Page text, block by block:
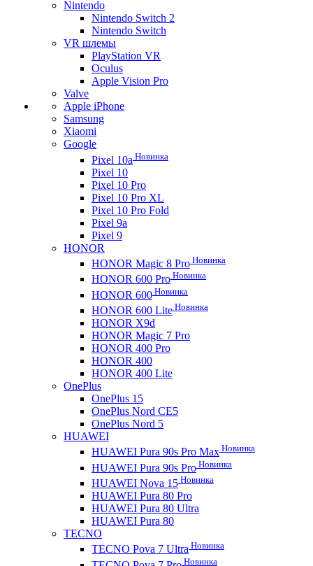
Nintendo
Nintendo Switch 2
Nintendo Switch
VR шлемы
PlayStation VR
Oculus
Apple Vision Pro
Valve
Apple iPhone
Samsung
Xiaomi
Google
Pixel 10a Новинка
Pixel 10
Pixel 10 Pro
Pixel 10 Pro XL
Pixel 10 Pro Fold
Pixel 9a
Pixel 9
HONOR
HONOR Magic 8 Pro Новинка
HONOR 600 Pro Новинка
HONOR 600 Новинка
HONOR 600 Lite Новинка
HONOR X9d
HONOR Magic 7 Pro
HONOR 400 Pro
HONOR 400
HONOR 400 Lite
OnePlus
OnePlus 15
OnePlus Nord CE5
OnePlus Nord 5
HUAWEI
HUAWEI Pura 90s Pro Max Новинка
HUAWEI Pura 90s Pro Новинка
HUAWEI Nova 15 Новинка
HUAWEI Pura 80 Pro
HUAWEI Pura 80 Ultra
HUAWEI Pura 80
TECNO
TECNO Pova 7 Ultra Новинка
Новинка